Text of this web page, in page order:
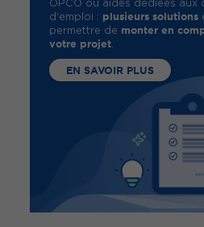
OPCO ou aides dédiées aux
d'emploi : plusieurs solutions
permettre de monter en
votre projet.
EN SAVOIR PLUS